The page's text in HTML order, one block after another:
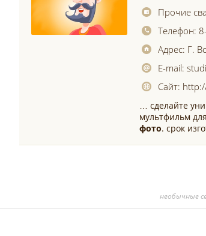
Прочие
Телефон:
Адрес: Г.
E-mail:
Сайт:
… сделайте
мультфильм
фото. срок
необычные